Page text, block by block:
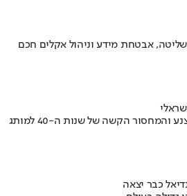
אבטחת מידע וניהול אקלים חכם
איך אסם הפכה את תקופת הצנע והמחסור הקשה של שנות ה-40 למותג
כבר יצאה